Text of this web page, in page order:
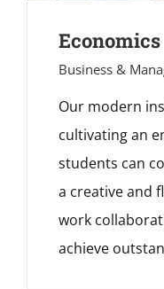
Economics
Business &
Our modern
cultivating an
students can
a creative and
work
achieve